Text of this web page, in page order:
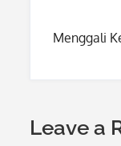
Menggali
Leave a